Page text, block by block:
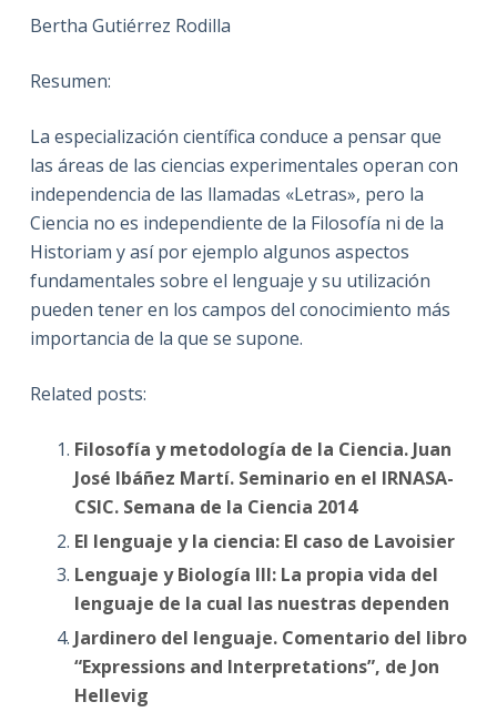
Bertha Gutiérrez Rodilla
Resumen:
La especialización científica conduce a pensar que
las áreas de las ciencias experimentales operan con
independencia de las llamadas «Letras», pero la
Ciencia no es independiente de la Filosofía ni de la
Historiam y así por ejemplo algunos aspectos
fundamentales sobre el lenguaje y su utilización
pueden tener en los campos del conocimiento más
importancia de la que se supone.
Related posts:
Filosofía y metodología de la Ciencia. Juan
José Ibáñez Martí. Seminario en el IRNASA-
CSIC. Semana de la Ciencia 2014
El lenguaje y la ciencia: El caso de Lavoisier
Lenguaje y Biología III: La propia vida del
lenguaje de la cual las nuestras dependen
Jardinero del lenguaje. Comentario del libro
“Expressions and Interpretations”, de Jon
Hellevig